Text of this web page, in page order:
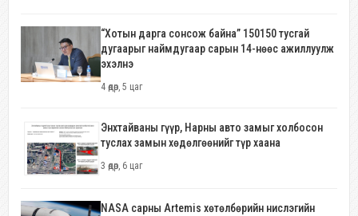
“Хотын дарга сонсож байна” 150150 тусгай
дугаарыг наймдугаар сарын 14-нөөс ажиллуулж
эхэлнэ
4 өдөр, 5 цаг
Энхтайваны гүүр, Нарны авто замыг холбосон
туслах замын хөдөлгөөнийг түр хаана
3 өдөр, 6 цаг
NASA сарны Artemis хөтөлбөрийн нислэгийн